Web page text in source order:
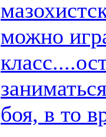
можно
боя, в то